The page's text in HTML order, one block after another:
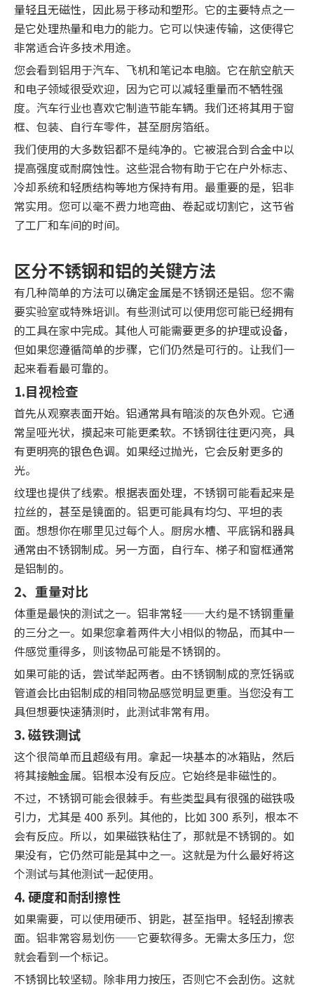
量轻且无磁性，因此易于移动和塑形。它的主要特点之一
是它处理热量和电力的能力。它可以快速传输，这使得它
非常适合许多技术用途。
您会看到铝用于汽车、飞机和笔记本电脑。它在航空航天
和电子领域很受欢迎，因为它可以减轻重量而不牺牲强
度。汽车行业也喜欢它制造节能车辆。我们还将其用于窗
框、包装、自行车零件，甚至厨房箔纸。
我们使用的大多数铝都不是纯净的。它被混合到合金中以
提高强度或耐腐蚀性。这些混合物有助于它在户外标志、
冷却系统和轻质结构等地方保持有用。最重要的是，铝非
常实用。您可以毫不费力地弯曲、卷起或切割它，这节省
了工厂和车间的时间。
区分不锈钢和铝的关键方法
有几种简单的方法可以确定金属是不锈钢还是铝。您不需
要实验室或特殊培训。有些测试可以使用您可能已经拥有
的工具在家中完成。其他人可能需要更多的护理或设备，
但如果您遵循简单的步骤，它们仍然是可行的。让我们一
起来看看最可靠的。
1.目视检查
首先从观察表面开始。铝通常具有暗淡的灰色外观。它通
常呈哑光状，摸起来可能更柔软。不锈钢往往更闪亮，具
有更明亮的银色色调。如果经过抛光，它会反射更多的
光。
纹理也提供了线索。根据表面处理，不锈钢可能看起来是
拉丝的，甚至是镜面的。铝更可能具有均匀、平坦的表
面。想想你在哪里见过每个人。厨房水槽、平底锅和器具
通常由不锈钢制成。另一方面，自行车、梯子和窗框通常
是铝制的。
2、重量对比
体重是最快的测试之一。铝非常轻——大约是不锈钢重量
的三分之一。如果您拿着两件大小相似的物品，而其中一
件感觉重得多，则该物品可能是不锈钢的。
如果可能的话，尝试举起两者。由不锈钢制成的烹饪锅或
管道会比由铝制成的相同物品感觉明显更重。当您没有工
具但想要快速猜测时，此测试非常有用。
3. 磁铁测试
这个很简单而且超级有用。拿起一块基本的冰箱贴，然后
将其接触金属。铝根本没有反应。它始终是非磁性的。
不过，不锈钢可能会很棘手。有些类型具有很强的磁铁吸
引力，尤其是 400 系列。其他的，比如 300 系列，根本不
会有反应。所以，如果磁铁粘住了，那就是不锈钢的。如
果没有，它仍然可能是其中之一。这就是为什么最好将这
个测试与其他测试一起使用。
4. 硬度和耐刮擦性
如果需要，可以使用硬币、钥匙，甚至指甲。轻轻刮擦表
面。铝非常容易划伤——它要软得多。无需太多压力，您
就会看到一个标记。
不锈钢比较坚韧。除非用力按压，否则它不会刮伤。这就